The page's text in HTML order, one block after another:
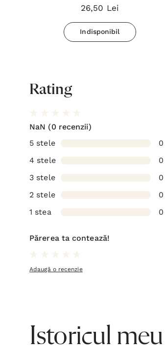
26,50 Lei
Indisponibil
Rating
NaN (0 recenzii)
5 stele
0
4 stele
0
3 stele
0
2 stele
0
1 stea
0
Părerea ta contează!
Adaugă o recenzie
Istoricul meu